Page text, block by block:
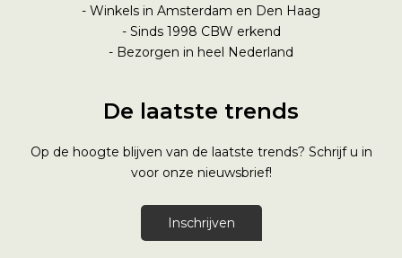
- Winkels in Amsterdam en Den Haag
- Sinds 1998 CBW erkend
- Bezorgen in heel Nederland
De laatste trends
Op de hoogte blijven van de laatste trends? Schrijf u in
voor onze nieuwsbrief!
Inschrijven